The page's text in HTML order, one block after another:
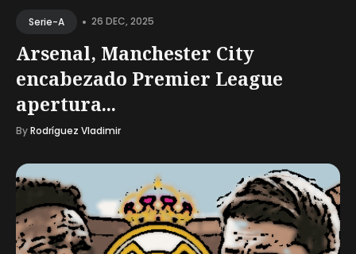
Serie-A • 26 DEC, 2025
Arsenal, Manchester City
encabezado Premier League
apertura...
ByRodríguez Vladimir